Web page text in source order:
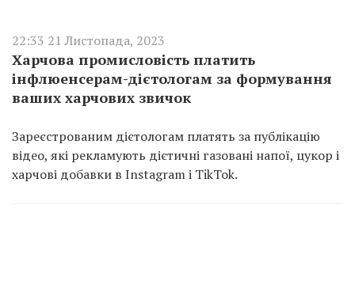
22:33 21 Листопада, 2023
Харчова промисловість платить
інфлюенсерам-дієтологам за формування
ваших харчових звичок
Зареєстрованим дієтологам платять за публікацію
відео, які рекламують дієтичні газовані напої, цукор і
харчові добавки в Instagram і TikTok.